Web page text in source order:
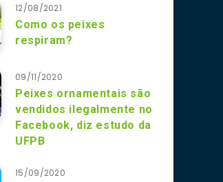
12/08/2021
Como os peixes
respiram?
09/11/2020
Peixes ornamentais são
vendidos ilegalmente no
Facebook, diz estudo da
UFPB
15/09/2020